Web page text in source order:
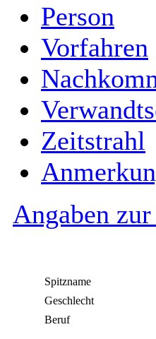
Person
Vorfahren
Zeitstrahl
Angaben zur
Spitzname
Geschlecht
Beruf